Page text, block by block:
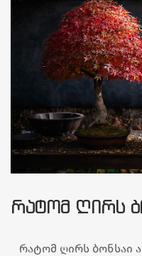
ᲠᲐᲢᲝᲛ ᲦᲘᲠᲡ
რატომ ღირს ბონსაი